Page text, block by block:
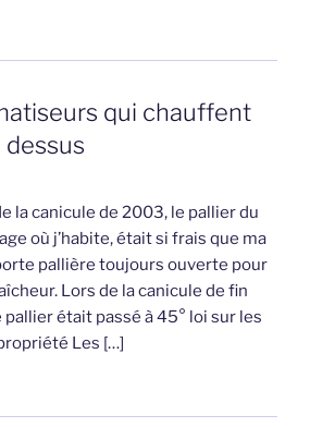
qui chauffent
dessus
la canicule de 2003, le pallier du
où j’habite, était si frais que ma
pallière toujours ouverte pour
Lors de la canicule de fin
était passé à 45° loi sur les
Les […]